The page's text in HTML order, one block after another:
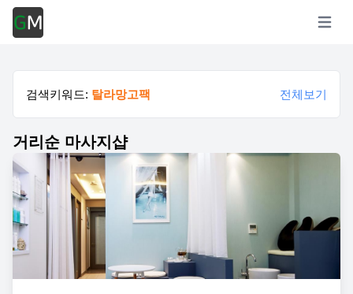
Open
검색키워드: 탈라망고팩 전체보기
거리순 마사지샵